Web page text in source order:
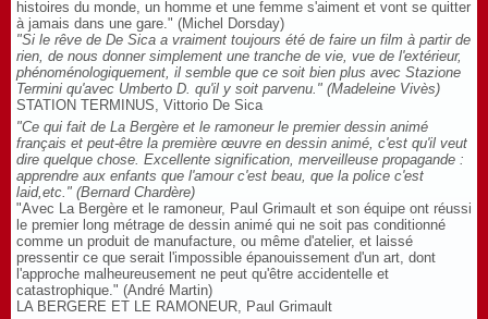
histoires du monde, un homme et une femme s'aiment et vont se quitter
à jamais dans une gare." (Michel Dorsday)
"Si le rêve de De Sica a vraiment toujours été de faire un film à partir de
rien, de nous donner simplement une tranche de vie, vue de l'extérieur,
phénoménologiquement, il semble que ce soit bien plus avec Stazione
Termini qu'avec Umberto D. qu'il y soit parvenu." (Madeleine Vivès)
STATION TERMINUS, Vittorio De Sica
"Ce qui fait de La Bergère et le ramoneur le premier dessin animé
français et peut-être la première œuvre en dessin animé, c'est qu'il veut
dire quelque chose. Excellente signification, merveilleuse propagande :
apprendre aux enfants que l'amour c'est beau, que la police c'est
laid,etc." (Bernard Chardère)
"Avec La Bergère et le ramoneur, Paul Grimault et son équipe ont réussi
le premier long métrage de dessin animé qui ne soit pas conditionné
comme un produit de manufacture, ou même d'atelier, et laissé
pressentir ce que serait l'impossible épanouissement d'un art, dont
l'approche malheureusement ne peut qu'être accidentelle et
catastrophique." (André Martin)
LA BERGERE ET LE RAMONEUR, Paul Grimault